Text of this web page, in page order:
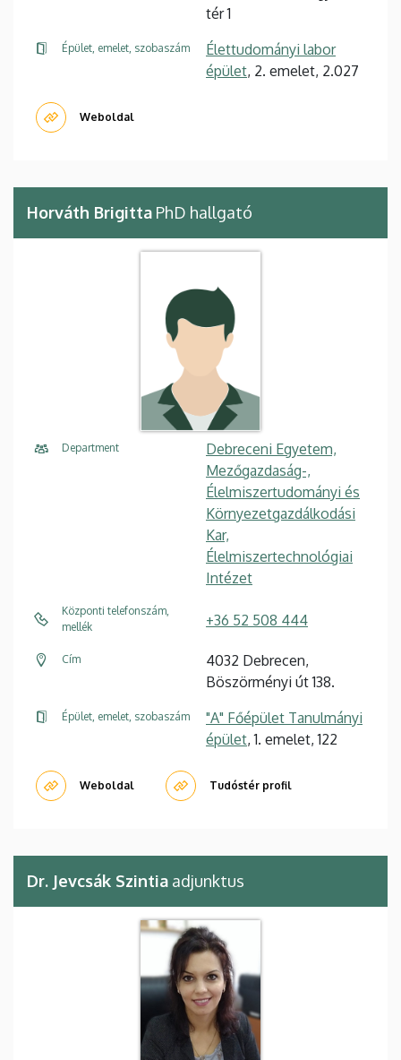
tér 1
Épület, emelet, szobaszám
Élettudományi labor
épület, 2. emelet, 2.027
Weboldal
Horváth Brigitta PhD hallgató
Department
Debreceni Egyetem,
Mezőgazdaság-,
Élelmiszertudományi és
Környezetgazdálkodási
Kar,
Élelmiszertechnológiai
Intézet
Központi telefonszám,
mellék
+36 52 508 444
Cím
4032 Debrecen,
Böszörményi út 138.
Épület, emelet, szobaszám
"A" Főépület Tanulmányi
épület, 1. emelet, 122
Weboldal Tudóstér profil
Dr. Jevcsák Szintia adjunktus